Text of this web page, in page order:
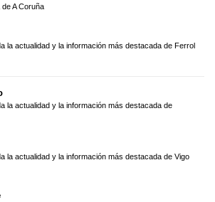
A Coruña
la actualidad y la información más destacada de Ferrol
la actualidad y la información más destacada de
la actualidad y la información más destacada de Vigo